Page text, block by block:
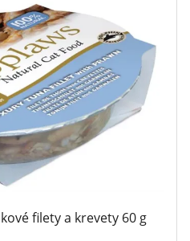
filety a krevety 60 g